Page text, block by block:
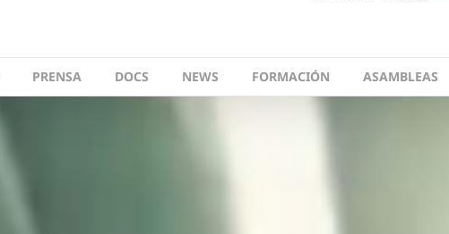
PRENSA DOCS NEWS FORMACIÓN ASAMBLEAS